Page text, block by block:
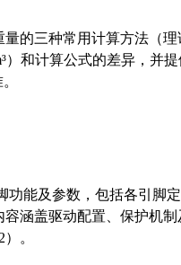
的三种常用计算方法（
）和计算公式的差异，并
功能及参数，包括各引脚
涵盖驱动配置、保护机
。